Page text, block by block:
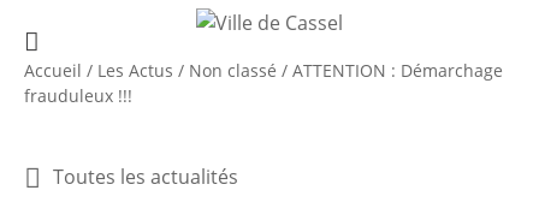
Accueil / Les Actus / Non classé / ATTENTION : Démarchage
frauduleux !!!
Toutes les actualités